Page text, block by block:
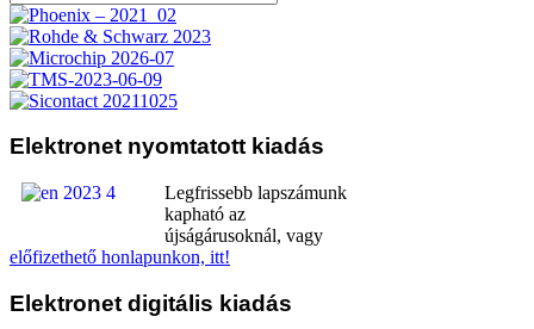
Elektronet nyomtatott kiadás
Legfrissebb lapszámunk
kapható az
újságárusoknál, vagy
előfizethető honlapunkon, itt!
Elektronet digitális kiadás